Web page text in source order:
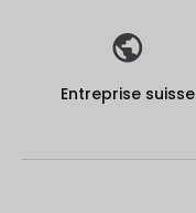
Entreprise suisse